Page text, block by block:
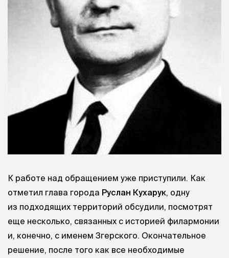
К работе над обращением уже приступили. Как
отметил глава города Руслан Кухарук , одну
из подходящих территорий обсудили, посмотрят
еще несколько, связанных с историей филармонии
и, конечно, с именем Згерского. Окончательное
решение, после того как все необходимые